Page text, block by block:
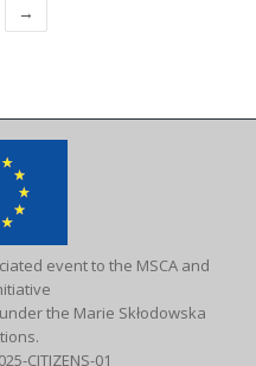
→
event to the MSCA and
the Marie Skłodowska
CITIZENS-01